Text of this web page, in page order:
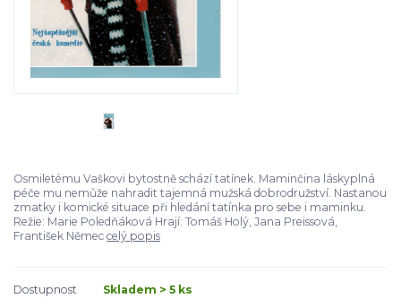
Osmiletému Vaškovi bytostně schází tatínek. Maminčina láskyplná
péče mu nemůže nahradit tajemná mužská dobrodružství. Nastanou
zmatky i komické situace při hledání tatínka pro sebe i maminku.
Režie: Marie Poledňáková Hrají: Tomáš Holý, Jana Preissová,
František Němec celý popis
Dostupnost Skladem > 5 ks